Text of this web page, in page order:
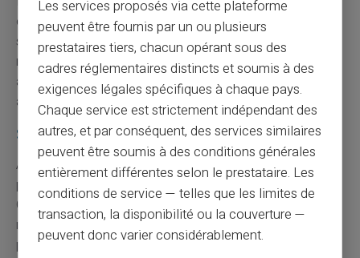
compétentes reste une démarche nécessaire. Chaque
signalement contribue à combattre le phishing et
renforce la sécurité collective. Pour signaler ces
arnaques, tournez-vous vers les canaux officiels prévus
à cet effet.
Signalement des fraudes
Après avoir constaté une fraude, agissez sans attendre
pour minimiser les conséquences financières.
Commencez par contacter votre banque – changez vos
mots de passe, et signalez l'incident. Cela permet de
protéger vos informations personnelles.
Les services proposés via cette plateforme
peuvent être fournis par un ou plusieurs
prestataires tiers, chacun opérant sous des
cadres réglementaires distincts et soumis à des
exigences légales spécifiques à chaque pays.
Chaque service est strictement indépendant des
autres, et par conséquent, des services similaires
peuvent être soumis à des conditions générales
entièrement différentes selon le prestataire. Les
conditions de service — telles que les limites de
transaction, la disponibilité ou la couverture —
peuvent donc varier considérablement.